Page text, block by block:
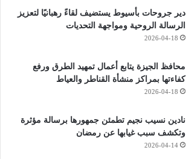
دير جروحات بأسيوط يستضيف لقاءً رهبانيًا لتعزيز
الرسالة الروحية ومواجهة التحديات
2026-04-18
محافظ الجيزة يتابع أعمال تمهيد الطرق ورفع
كفاءتها بمراكز منشأة القناطر والعياط
2026-04-18
نادين نسيب نجيم تطمئن جمهورها برسالة مؤثرة
وتكشف سبب غيابها عن رمضان
2026-04-14